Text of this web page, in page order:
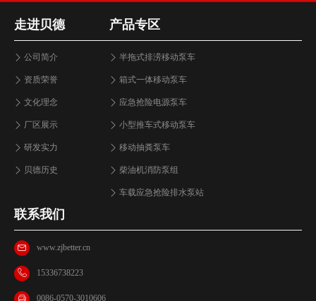
走进贝德
公司简介
资质荣誉
文化理念
厂区展示
研发实力
贝德历史
产品专区
半拖式排涝移动泵车
箱式一体移动泵车
应急抢险电源泵车
小型推车式移动泵车
移动抽粪泵车
柴油机消防泵组
车载应急抢险排水泵站
联系我们
www.zjbetter.cn
15336738223
0086-0570-3010606